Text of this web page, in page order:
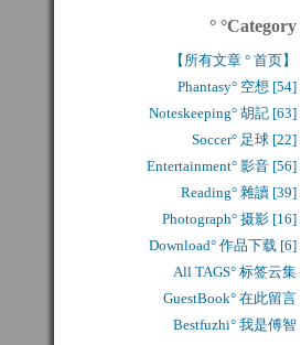
° °Category
【所有文章 ° 首页】
Phantasy° 空想 [54]
Noteskeeping° 胡記 [63]
Soccer° 足球 [22]
Entertainment° 影音 [56]
Reading° 雜讀 [39]
Photograph° 摄影 [16]
Download° 作品下载 [6]
All TAGS° 标签云集
GuestBook° 在此留言
Bestfuzhi° 我是傅智